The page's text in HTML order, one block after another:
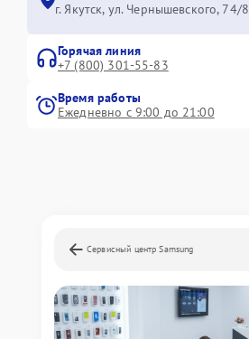
г. Якутск, ул. Чернышевского, 74/8
Горячая линия
+7 (800) 301-55-83
Время работы
Ежедневно с 9:00 до 21:00
Сервисный центр Samsung